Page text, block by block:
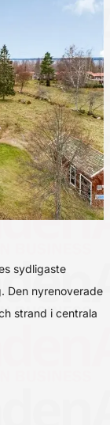
sydligaste
Den nyrenoverade
strand i centrala